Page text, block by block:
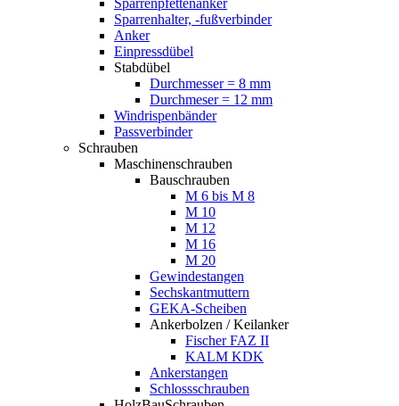
Sparrenpfettenanker
Sparrenhalter, -fußverbinder
Anker
Einpressdübel
Stabdübel
Durchmesser = 8 mm
Durchmeser = 12 mm
Windrispenbänder
Passverbinder
Schrauben
Maschinenschrauben
Bauschrauben
M 6 bis M 8
M 10
M 12
M 16
M 20
Gewindestangen
Sechskantmuttern
GEKA-Scheiben
Ankerbolzen / Keilanker
Fischer FAZ II
KALM KDK
Ankerstangen
Schlossschrauben